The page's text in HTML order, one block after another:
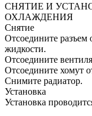
СНЯТИЕ И
ОХЛАЖДЕНИЯ
Снятие
Отсоедините разъем
жидкости.
Отсоедините
Отсоедините хомут
Снимите радиатор.
Установка
Установка